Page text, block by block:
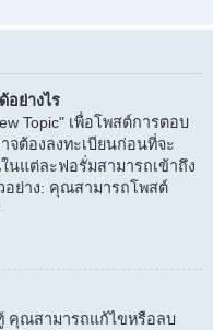
อย่างไร
Topic" เพื่อโพสต์การตอบ
จต้องลงทะเบียนก่อนที่จะ
แต่ละฟอรั่มสามารถเข้าถึง
ย่าง: คุณสามารถโพสต์
คุณสามารถแก้ไขหรือลบ